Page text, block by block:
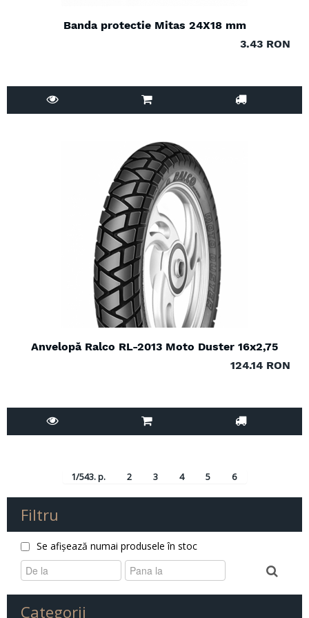
Filtru
Se afișează numai produsele în stoc
Categorii
Banda protectie Mitas 24X18 mm
3.43 RON
Anvelopă Ralco RL-2013 Moto Duster 16x2,75
124.14 RON
1/543. p. 2 3 4 5 6